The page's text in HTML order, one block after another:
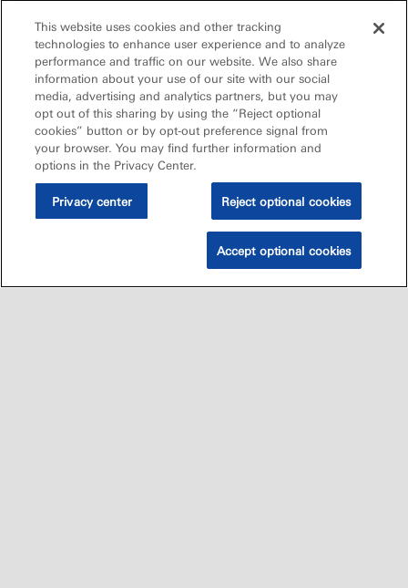
This website uses cookies and other tracking
technologies to enhance user experience and to analyze
performance and traffic on our website. We also share
information about your use of our site with our social
media, advertising and analytics partners, but you may
opt out of this sharing by using the “Reject optional
cookies” button or by opt-out preference signal from
your browser. You may find further information and
options in the Privacy Center.
Privacy center
Reject optional cookies
Accept optional cookies